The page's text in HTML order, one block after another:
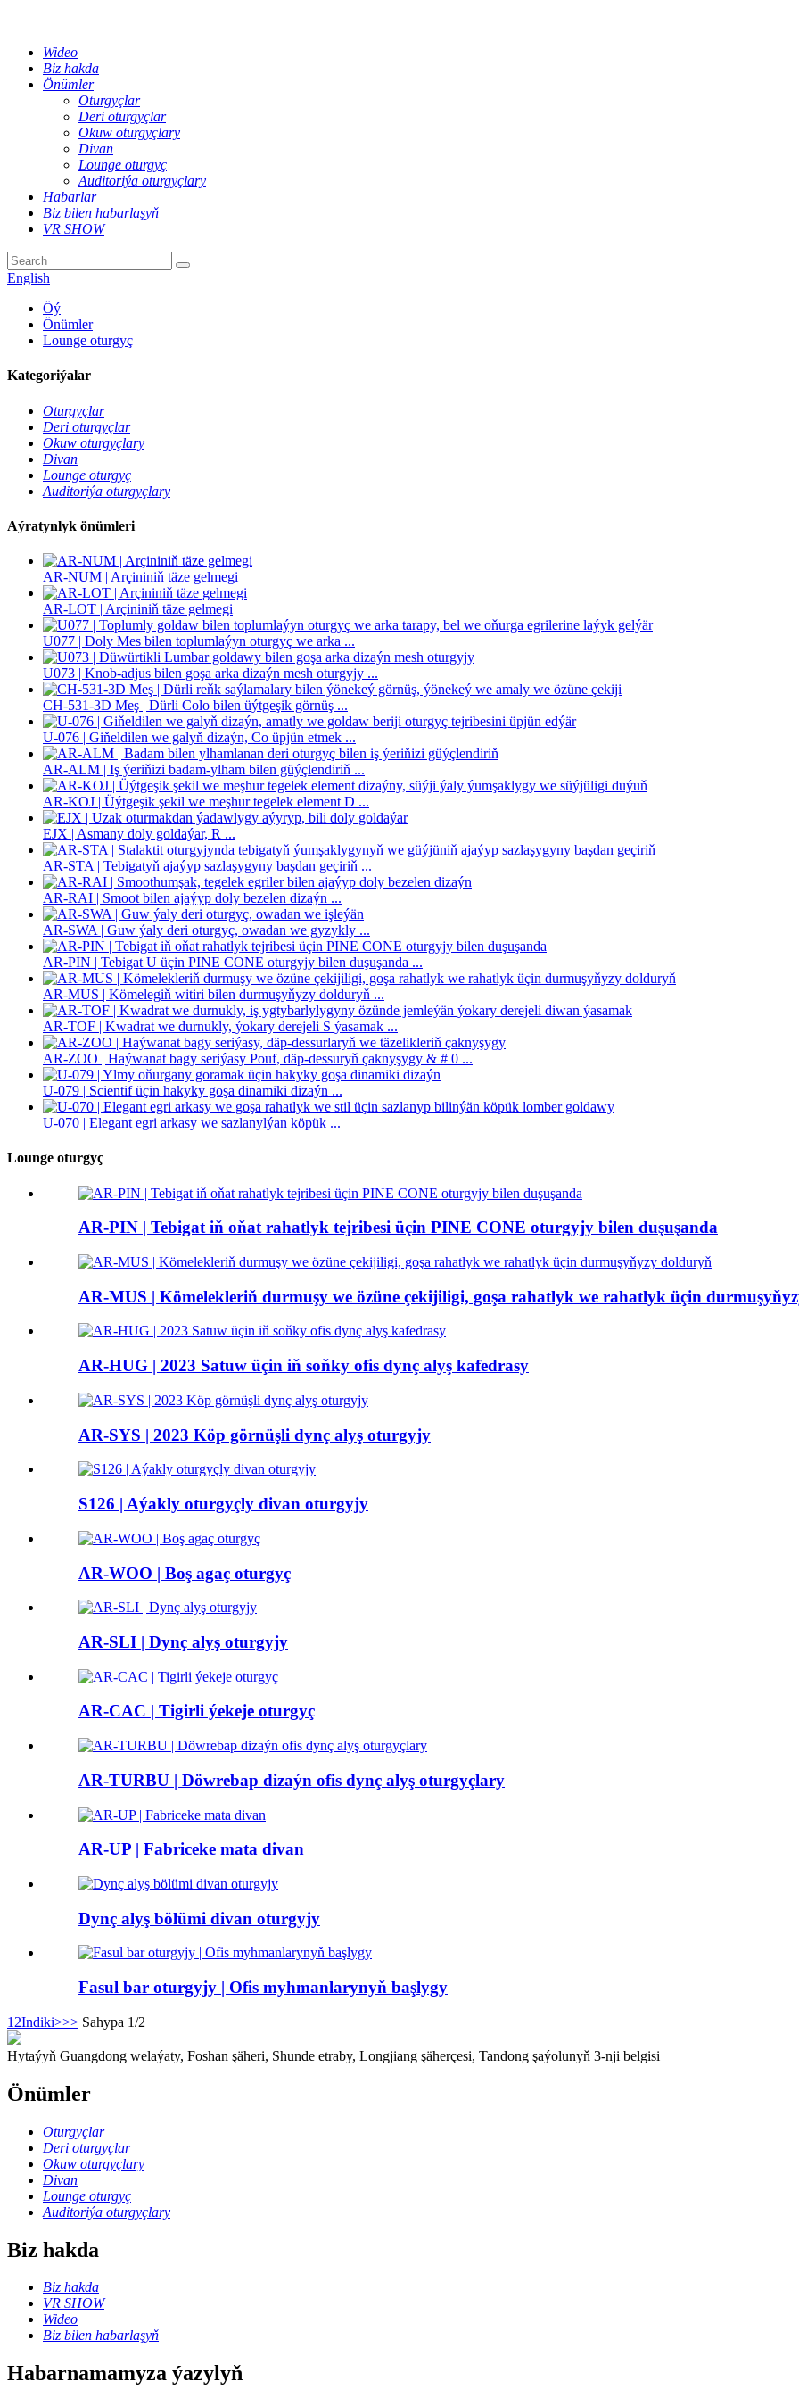
Wideo
Biz hakda
Önümler
Oturgyçlar
Deri oturgyçlar
Okuw oturgyçlary
Divan
Lounge oturgyç
Auditoriýa oturgyçlary
Habarlar
Biz bilen habarlaşyň
VR SHOW
English
Öý
Önümler
Lounge oturgyç
Kategoriýalar
Oturgyçlar
Deri oturgyçlar
Okuw oturgyçlary
Divan
Lounge oturgyç
Auditoriýa oturgyçlary
Aýratynlyk önümleri
AR-NUM | Arçininiň täze gelmegi
AR-LOT | Arçininiň täze gelmegi
U077 | Doly Mes bilen toplumlaýyn oturgyç we arka ...
U073 | Knob-adjus bilen goşa arka dizaýn mesh oturgyjy ...
CH-531-3D Meş | Dürli Colo bilen üýtgeşik görnüş ...
U-076 | Giňeldilen we galyň dizaýn, Co üpjün etmek ...
AR-ALM | Iş ýeriňizi badam-ylham bilen güýçlendiriň ...
AR-KOJ | Üýtgeşik şekil we meşhur tegelek element D ...
EJX | Asmany doly goldaýar, R ...
AR-STA | Tebigatyň ajaýyp sazlaşygyny başdan geçiriň ...
AR-RAI | Smoot bilen ajaýyp doly bezelen dizaýn ...
AR-SWA | Guw ýaly deri oturgyç, owadan we gyzykly ...
AR-PIN | Tebigat U üçin PINE CONE oturgyjy bilen duşuşanda ...
AR-MUS | Kömelegiň witiri bilen durmuşyňyzy dolduryň ...
AR-TOF | Kwadrat we durnukly, ýokary derejeli S ýasamak ...
AR-ZOO | Haýwanat bagy seriýasy Pouf, däp-dessuryň çaknyşygy & # 0 ...
U-079 | Scientif üçin hakyky goşa dinamiki dizaýn ...
U-070 | Elegant egri arkasy we sazlanylýan köpük ...
Lounge oturgyç
AR-PIN | Tebigat iň oňat rahatlyk tejribesi üçin PINE CONE oturgyjy bilen duşuşanda
AR-MUS | Kömelekleriň durmuşy we özüne çekijiligi, goşa rahatlyk we rahatlyk üçin
AR-HUG | 2023 Satuw üçin iň soňky ofis dynç alyş kafedrasy
AR-SYS | 2023 Köp görnüşli dynç alyş oturgyjy
S126 | Aýakly oturgyçly divan oturgyjy
AR-WOO | Boş agaç oturgyç
AR-SLI | Dynç alyş oturgyjy
AR-CAC | Tigirli ýekeje oturgyç
AR-TURBU | Döwrebap dizaýn ofis dynç alyş oturgyçlary
AR-UP | Fabriceke mata divan
Dynç alyş bölümi divan oturgyjy
Fasul bar oturgyjy | Ofis myhmanlarynyň başlygy
1 2Indiki>>> Sahypa 1/2
Hytaýyň Guangdong welaýaty, Foshan şäheri, Shunde etraby, Longjiang şäherçesi, Tandong şaýolunyň 3-nji belgisi
Önümler
Oturgyçlar
Deri oturgyçlar
Okuw oturgyçlary
Divan
Lounge oturgyç
Auditoriýa oturgyçlary
Biz hakda
Biz hakda
VR SHOW
Wideo
Biz bilen habarlaşyň
Habarnamamyza ýazylyň